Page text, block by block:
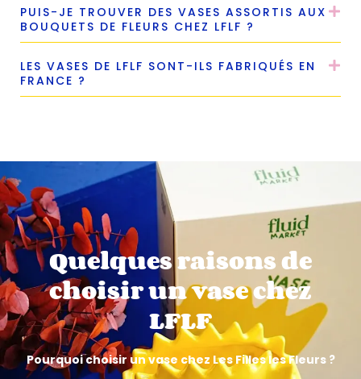
PUIS-JE TROUVER DES VASES ASSORTIS AUX
BOUQUETS DE FLEURS CHEZ LFLF ?
LES VASES DE LFLF SONT-ILS FABRIQUÉS EN
FRANCE ?
Quelques raisons de
choisir un vase chez
LFLF
Pourquoi choisir un vase chez Les Filles les Fleurs ?